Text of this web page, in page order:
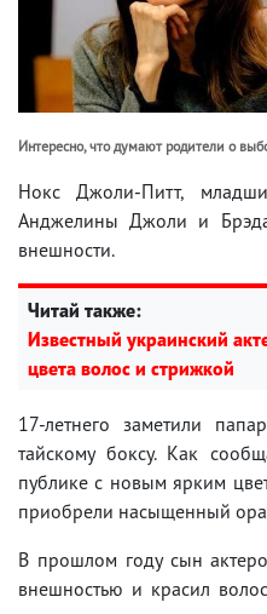
Интересно, что думают родители о
Нокс Джоли-Питт,
Анджелины Джоли и
внешности.
Читай также:
Известный украинский
цвета волос и стрижкой
17-летнего заметили
тайскому боксу. Как
публике с новым ярким
приобрели насыщенный
В прошлом году сын
внешностью и красил